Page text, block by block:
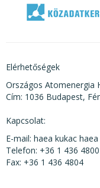
Elérhetőségek
Országos Atomenergia
Cím: 1036 Budapest,
Kapcsolat:
E-mail: haea kukac
Telefon: +36 1 436 4800
Fax: +36 1 436 4804